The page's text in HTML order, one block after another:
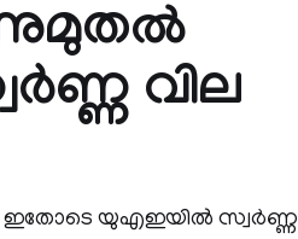
വില
ഇതോടെ യുഎഇയില്‍ സ്വര്‍ണ്ണ